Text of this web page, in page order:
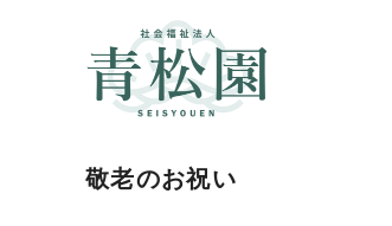
敬老のお祝い